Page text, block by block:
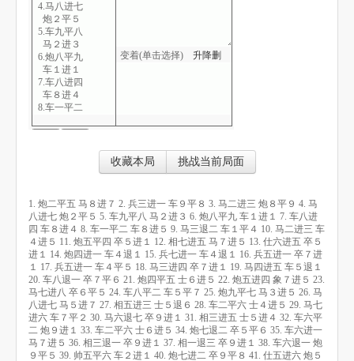
4.马八进七
炮２平５
5.车九平八
马２进３
6.炮八平九
车１进１
7.车八进四
车８进４
8.车一平二
9.马三退二
12.相七进五
马７进５
13.仕六进五
卒５进１
14.炮四进一
车４退１
15.兵七进一
车４退１
16.兵五进一
卒７进１
17.兵五进一
车４平５
变着(单击选择) 升降删
收藏本局 挑战当前局面
1. 炮二平五 马８进７ 2. 兵三进一 车９平８ 3. 马二进三 炮８平９ 4. 马
八进七 炮２平５ 5. 车九平八 马２进３ 6. 炮八平九 车１进１ 7. 车八进
四 车８进４ 8. 车一平二 车８进５ 9. 马三退二 车１平４ 10. 马二进三 车
４进５ 11. 炮五平四 卒５进１ 12. 相七进五 马７进５ 13. 仕六进五 卒５
进１ 14. 炮四进一 车４退１ 15. 兵七进一 车４退１ 16. 兵五进一 卒７进
１ 17. 兵五进一 车４平５ 18. 马三进四 卒７进１ 19. 马四进五 车５退１
20. 车八退一 卒７平６ 21. 炮四平五 士６进５ 22. 炮五进四 象７进５ 23.
马七进八 卒６平５ 24. 车八平二 车５平７ 25. 炮九平七 马３进５ 26. 马
八进七 马５进７ 27. 相五进三 士５退６ 28. 车二平六 士４进５ 29. 马七
进六 车７平２ 30. 马六退七 卒９进１ 31. 相三进五 士５进４ 32. 车六平
二 炮９进１ 33. 车二平六 士６进５ 34. 炮七退二 卒５平６ 35. 车六进一
马７进５ 36. 相三退一 卒９进１ 37. 相一退三 卒９进１ 38. 车六退一 炮
９平５ 39. 帅五平六 车２进１ 40. 炮七进二 卒９平８ 41. 仕五进六 炮５